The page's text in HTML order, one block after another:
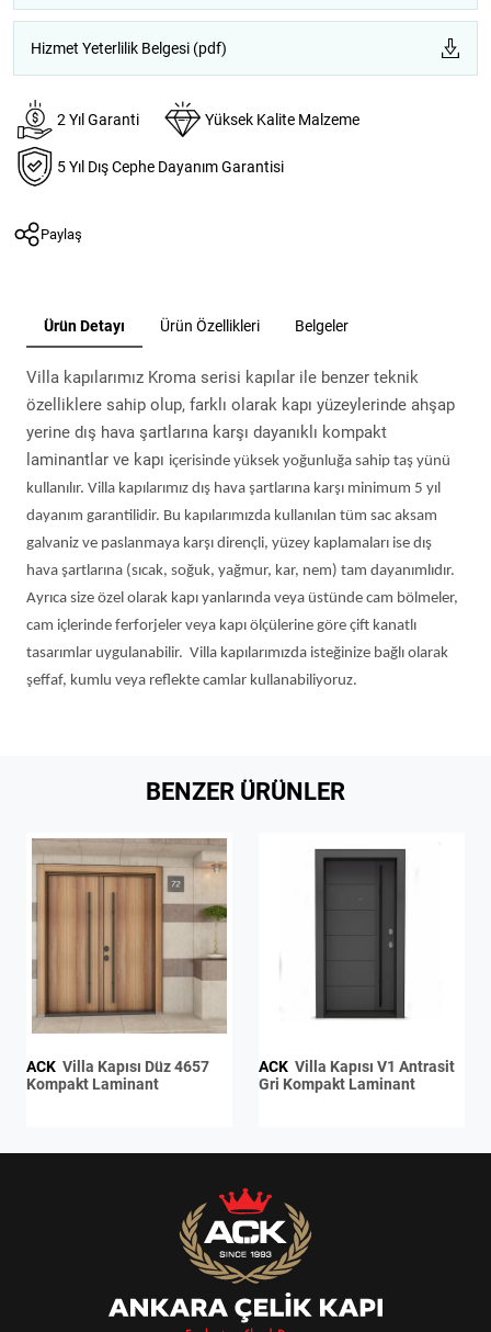
Hizmet Yeterlilik Belgesi (pdf)
2 Yıl Garanti Yüksek Kalite Malzeme
5 Yıl Dış Cephe Dayanım Garantisi
Paylaş
Ürün Detayı Ürün Özellikleri Belgeler
Villa kapılarımız Kroma serisi kapılar ile benzer teknik
özelliklere sahip olup, farklı olarak kapı yüzeylerinde ahşap
yerine dış hava şartlarına karşı dayanıklı kompakt
laminantlar ve kapı içerisinde yüksek yoğunluğa sahip taş yünü
kullanılır. Villa kapılarımız dış hava şartlarına karşı minimum 5 yıl
dayanım garantilidir. Bu kapılarımızda kullanılan tüm sac aksam
galvaniz ve paslanmaya karşı dirençli, yüzey kaplamaları ise dış
hava şartlarına (sıcak, soğuk, yağmur, kar, nem) tam dayanımlıdır.
Ayrıca size özel olarak kapı yanlarında veya üstünde cam bölmeler,
cam içlerinde ferforjeler veya kapı ölçülerine göre çift kanatlı
tasarımlar uygulanabilir. Villa kapılarımızda isteğinize bağlı olarak
şeffaf, kumlu veya reflekte camlar kullanabiliyoruz.
BENZER ÜRÜNLER
ACK
Kompakt Laminant
ACK
Gri Kompakt Laminant